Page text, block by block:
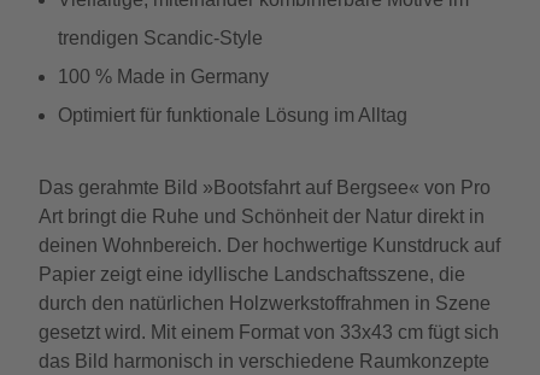
trendigen Scandic-Style
100 % Made in Germany
Optimiert für funktionale Lösung im Alltag
Das gerahmte Bild »Bootsfahrt auf Bergsee« von Pro
Art bringt die Ruhe und Schönheit der Natur direkt in
deinen Wohnbereich. Der hochwertige Kunstdruck auf
Papier zeigt eine idyllische Landschaftsszene, die
durch den natürlichen Holzwerkstoffrahmen in Szene
gesetzt wird. Mit einem Format von 33x43 cm fügt sich
das Bild harmonisch in verschiedene Raumkonzepte